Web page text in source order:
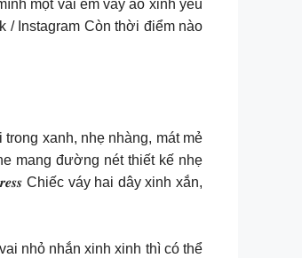
một vài em váy áo xinh yêu
Instagram Còn thời điểm nào
xanh, nhẹ nhàng, mát mẻ
mang đường nét thiết kế nhẹ
Chiếc váy hai dây xinh xắn,
nhỏ nhắn xinh xinh thì có thể